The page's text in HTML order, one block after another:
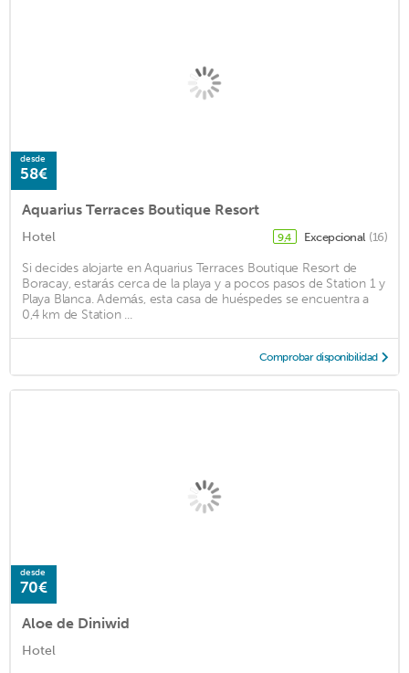
desde
58€
Aquarius Terraces Boutique Resort
Hotel 9,4 Excepcional (16)
Si decides alojarte en Aquarius Terraces Boutique Resort de
Boracay, estarás cerca de la playa y a pocos pasos de Station 1 y
Playa Blanca. Además, esta casa de huéspedes se encuentra a
0,4 km de Station ...
Comprobar disponibilidad
desde
70€
Aloe de Diniwid
Hotel